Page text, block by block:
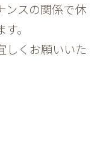
ンスの関係で休
。
しくお願いいた